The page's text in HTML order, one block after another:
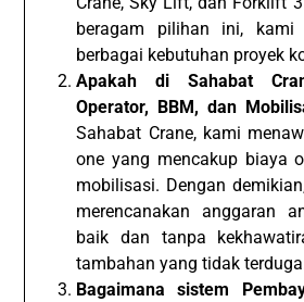
beragam pilihan ini, kami
berbagai kebutuhan proyek
Apakah di Sahabat
Operator, BBM, dan
Sahabat Crane, kami
one yang mencakup biaya
mobilisasi. Dengan
merencanakan anggaran
baik dan tanpa
tambahan yang tidak
Bagaimana sistem